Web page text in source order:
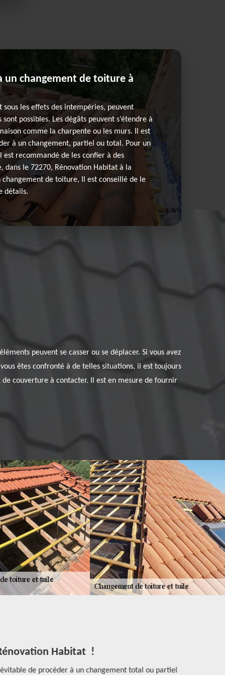
un changement de toiture à
sous les effets des intempéries, peuvent
sont possibles. Les dégâts peuvent s’étendre à
comme la charpente ou les murs. Il est
à un changement, partiel ou total. Pour un
recommandé de les confier à des
dans le 72270, Rénovation Habitat à la
de toiture, Il est conseillé de le
détails.
peuvent se casser ou se déplacer. Si vous avez
êtes confronté à de telles situations, il est toujours
couverture à contacter. Il est en mesure de fournir
Habitat !
de procéder à un changement total ou partiel